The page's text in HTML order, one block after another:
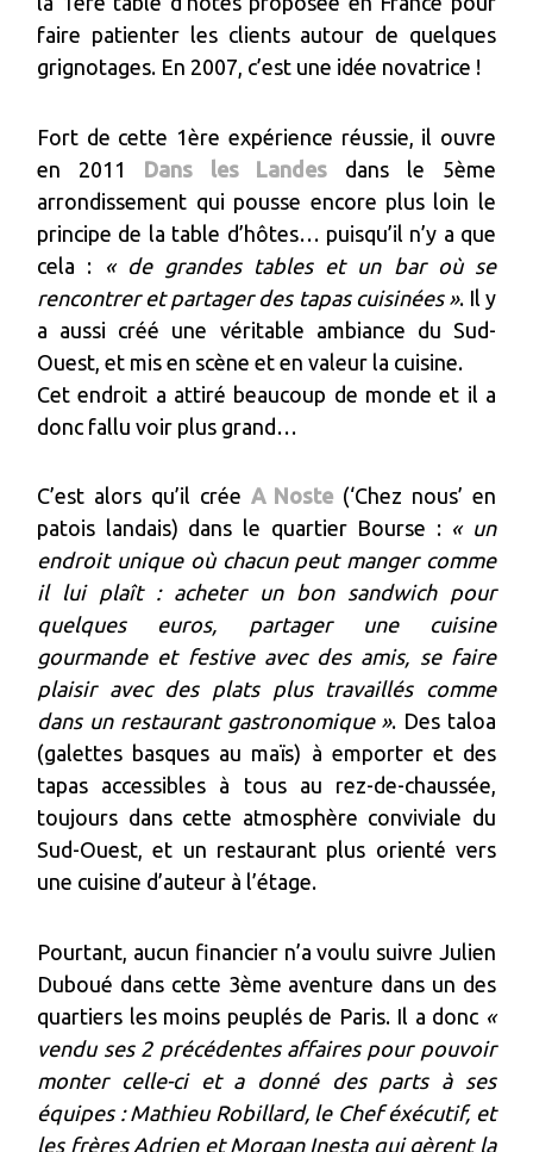
faire patienter les clients autour de quelques
grignotages. En 2007, c’est une idée novatrice !
Fort de cette 1ère expérience réussie, il ouvre
en 2011 Dans les Landes dans le 5ème
arrondissement qui pousse encore plus loin le
principe de la table d’hôtes… puisqu’il n’y a que
cela :
« de grandes tables et un bar où se
rencontrer et partager des tapas cuisinées ». Il y
a aussi créé une véritable ambiance du Sud-
Ouest, et mis en scène et en valeur la cuisine.
Cet endroit a attiré beaucoup de monde et il a
donc fallu voir plus grand…
C’est alors qu’il crée A Noste (‘Chez nous’ en
patois landais) dans le quartier Bourse : « un
endroit unique où chacun peut manger comme
il lui plaît : acheter un bon sandwich pour
quelques euros, partager une cuisine
gourmande et festive avec des amis, se faire
plaisir avec des plats plus travaillés comme
dans un restaurant gastronomique ». Des taloa
(galettes basques au maïs) à emporter et des
tapas accessibles à tous au rez-de-chaussée,
toujours dans cette atmosphère conviviale du
Sud-Ouest, et un restaurant plus orienté vers
une cuisine d’auteur à l’étage.
Pourtant, aucun financier n’a voulu suivre Julien
Duboué dans cette 3ème aventure dans un des
quartiers les moins peuplés de Paris. Il a donc «
vendu ses 2 précédentes affaires pour pouvoir
monter celle-ci et a donné des parts à ses
équipes : Mathieu Robillard, le Chef éxécutif, et
les frères Adrien et Morgan Inesta qui gèrent la